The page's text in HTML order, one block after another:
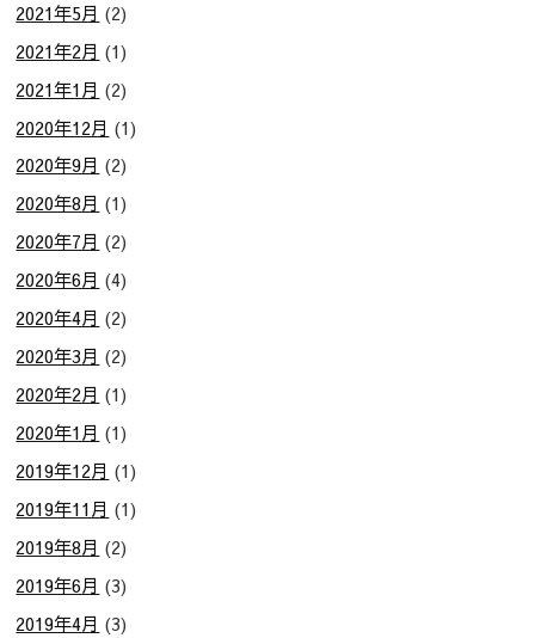
2021年5月 (2)
2021年2月 (1)
2021年1月 (2)
2020年12月 (1)
2020年9月 (2)
2020年8月 (1)
2020年7月 (2)
2020年6月 (4)
2020年4月 (2)
2020年3月 (2)
2020年2月 (1)
2020年1月 (1)
2019年12月 (1)
2019年11月 (1)
2019年8月 (2)
2019年6月 (3)
2019年4月 (3)